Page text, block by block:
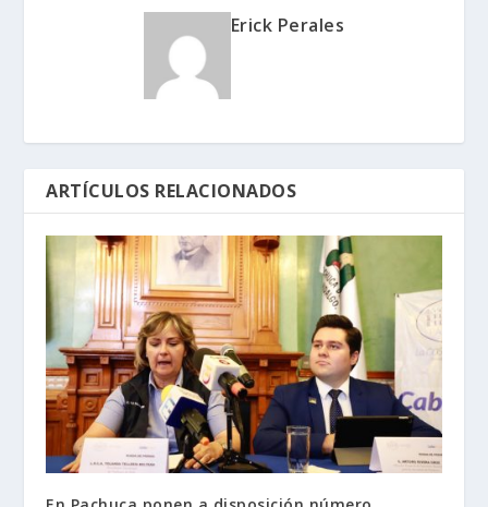
Erick Perales
ARTÍCULOS RELACIONADOS